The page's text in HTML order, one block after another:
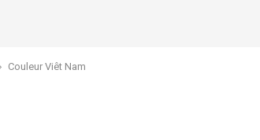
Couleur Viêt Nam